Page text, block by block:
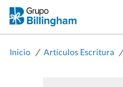
Inicio / Artículos Escritura /